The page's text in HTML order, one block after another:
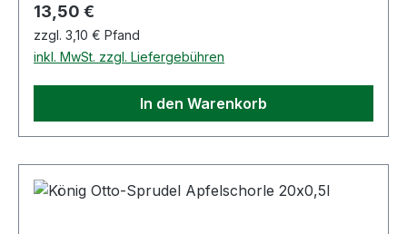
Regulärer Preis:
13,50 €
zzgl. 3,10 € Pfand
inkl. MwSt. zzgl. Liefergebühren
In den Warenkorb